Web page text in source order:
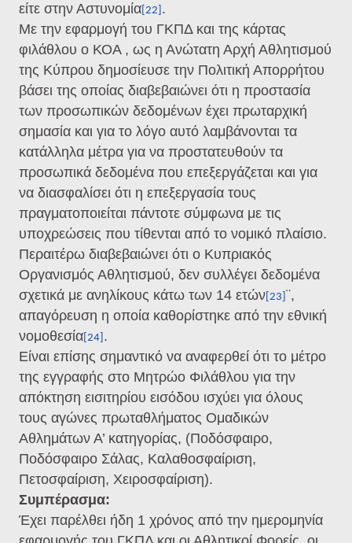
είτε στην Αστυνομία [22] .
Με την εφαρμογή του ΓΚΠΔ και της κάρτας
φιλάθλου ο ΚΟΑ , ως η Ανώτατη Αρχή Αθλητισμού
της Κύπρου δημοσίευσε την Πολιτική Απορρήτου
βάσει της οποίας διαβεβαιώνει ότι η προστασία
των προσωπικών δεδομένων έχει πρωταρχική
σημασία και για το λόγο αυτό λαμβάνονται τα
κατάλληλα μέτρα για να προστατευθούν τα
προσωπικά δεδομένα που επεξεργάζεται και για
να διασφαλίσει ότι η επεξεργασία τους
πραγματοποιείται πάντοτε σύμφωνα με τις
υποχρεώσεις που τίθενται από το νομικό πλαίσιο.
Περαιτέρω διαβεβαιώνει ότι ο Κυπριακός
Οργανισμός Αθλητισμού, δεν συλλέγει δεδομένα
σχετικά με ανηλίκους κάτω των 14 ετών [23] ¨,
απαγόρευση η οποία καθορίστηκε από την εθνική
νομοθεσία [24] .
Είναι επίσης σημαντικό να αναφερθεί ότι το μέτρο
της εγγραφής στο Μητρώο Φιλάθλου για την
απόκτηση εισιτηρίου εισόδου ισχύει για όλους
τους αγώνες πρωταθλήματος Ομαδικών
Αθλημάτων Α’ κατηγορίας, (Ποδόσφαιρο,
Ποδόσφαιρο Σάλας, Καλαθοσφαίριση,
Πετοσφαίριση, Χειροσφαίριση).
Συμπέρασμα:
Έχει παρέλθει ήδη 1 χρόνος από την ημερομηνία